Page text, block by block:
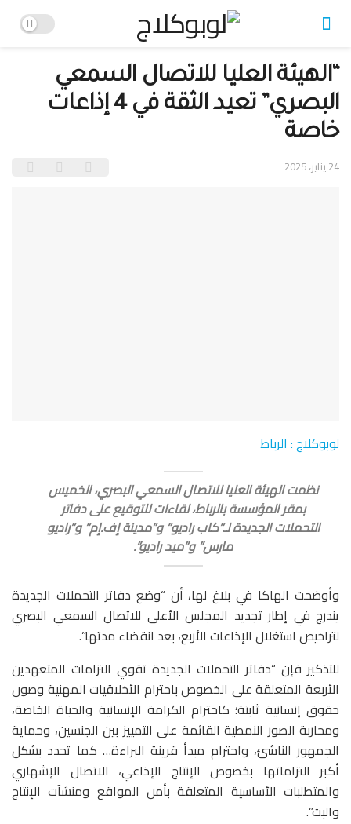
“الهيئة العليا للاتصال السمعي
البصري” تعيد الثقة في 4 إذاعات
خاصة
24 يناير، 2025
لوبوكلاج : الرباط
نظمت الهيئة العليا للاتصال السمعي البصري، الخميس
بمقر المؤسسة بالرباط، لقاءات للتوقيع على دفاتر
التحملات الجديدة لـ”كاب راديو” و”مدينة إف.إم” و”راديو
مارس” و”ميد راديو”.
وأوضحت الهاكا في بلاغ لها، أن “وضع دفاتر التحملات الجديدة
يندرج في إطار تجديد المجلس الأعلى للاتصال السمعي البصري
لتراخيص استغلال الإذاعات الأربع، بعد انقضاء مدتها”.
للتذكير فإن “دفاتر التحملات الجديدة تقوي التزامات المتعهدين
الأربعة المتعلقة على الخصوص باحترام الأخلاقيات المهنية وصون
حقوق إنسانية ثابتة؛ كاحترام الكرامة الإنسانية والحياة الخاصة،
ومحاربة الصور النمطية القائمة على التمييز بين الجنسين، وحماية
الجمهور الناشئ، واحترام مبدأ قرينة البراءة… كما تحدد بشكل
أكبر التزاماتها بخصوص الإنتاج الإذاعي، الاتصال الإشهاري
والمتطلبات الأساسية المتعلقة بأمن المواقع ومنشآت الإنتاج
والبث”.